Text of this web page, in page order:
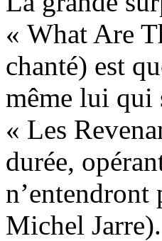
« What Are
chanté) est
même lui qui
« Les
durée,
n’entendront
Michel Jarre).